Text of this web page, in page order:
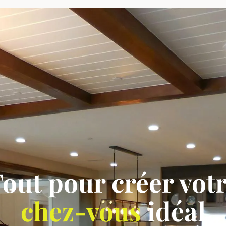
pour créer
chez-vousidéal